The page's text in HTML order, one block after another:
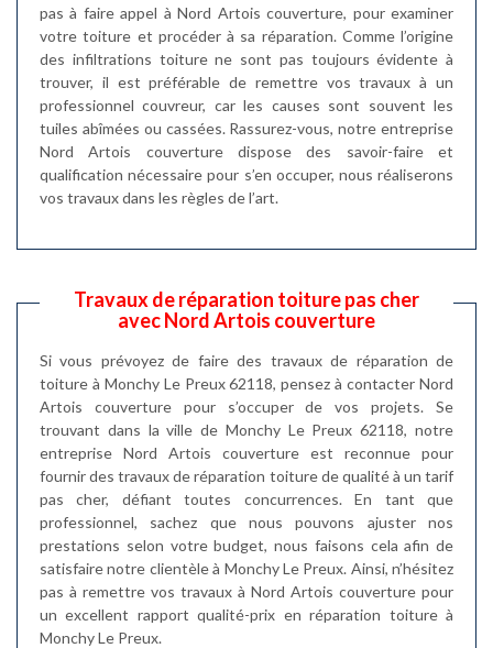
pas à faire appel à Nord Artois couverture, pour examiner
votre toiture et procéder à sa réparation. Comme l’origine
des infiltrations toiture ne sont pas toujours évidente à
trouver, il est préférable de remettre vos travaux à un
professionnel couvreur, car les causes sont souvent les
tuiles abîmées ou cassées. Rassurez-vous, notre entreprise
Nord Artois couverture dispose des savoir-faire et
qualification nécessaire pour s’en occuper, nous réaliserons
vos travaux dans les règles de l’art.
Travaux de réparation toiture pas cher
avec Nord Artois couverture
Si vous prévoyez de faire des travaux de réparation de
toiture à Monchy Le Preux 62118, pensez à contacter Nord
Artois couverture pour s’occuper de vos projets. Se
trouvant dans la ville de Monchy Le Preux 62118, notre
entreprise Nord Artois couverture est reconnue pour
fournir des travaux de réparation toiture de qualité à un tarif
pas cher, défiant toutes concurrences. En tant que
professionnel, sachez que nous pouvons ajuster nos
prestations selon votre budget, nous faisons cela afin de
satisfaire notre clientèle à Monchy Le Preux. Ainsi, n’hésitez
pas à remettre vos travaux à Nord Artois couverture pour
un excellent rapport qualité-prix en réparation toiture à
Monchy Le Preux.